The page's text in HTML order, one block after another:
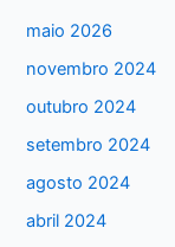
maio 2026
novembro 2024
outubro 2024
setembro 2024
agosto 2024
abril 2024